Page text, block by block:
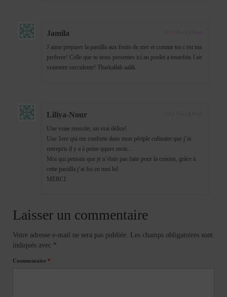
Jamila
J aime preparer la pastilla aux fruits de mer et comme toi c est ma
preferee! Celle que tu nous presentes ici au poulet a toutefois l air
vraiment succulente! Tbarkallah aalik
Liliya-Nour
Une vraie reussite, un vrai délice!
Une 1ere qui me conforte dans mon périple culinaire que j’ai
entrepris il y a à peine qques mois…
Moi qui pensais que je n’étais pas faite pour la cuisine, grâce à
cette pastilla j’ai foi en moi lol
MERCI
Laisser un commentaire
Votre adresse e-mail ne sera pas publiée.
Les champs obligatoires sont
indiqués avec *
Commentaire *